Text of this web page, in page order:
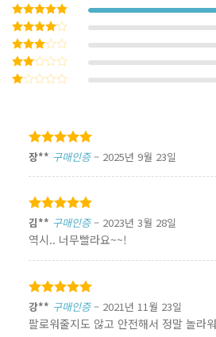
5 중에서
5로 평가됨
5 중에서
4로
평가됨
5
중에서
3로
5
평가됨
5 중에서
장** 구매인증 – 2025년 9월 23일
5 중에서
5로 평가됨
김** 구매인증 – 2023년 3월 28일
역시.. 너무빨라요~~!
5 중에서
5로 평가됨
강** 구매인증 – 2021년 11월 23일
팔로워줄지도 않고 안전해서 정말 놀라